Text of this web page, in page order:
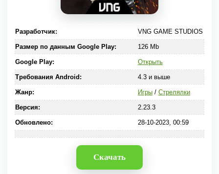
Разработчик: VNG GAME STUDIOS
Размер по данным Google Play: 126 Mb
Google Play: Открыть
Требования Android: 4.3 и выше
Жанр: Игры/ Стрелялки
Версия: 2.23.3
Обновлено: 28-10-2023, 00:59
Скачать